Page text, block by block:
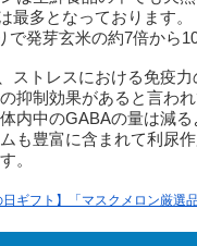
最多となっております。
で発芽玄米の約7倍から
ストレスにおける免疫
抑制効果があると言われ
内中のGABAの量は減る
も豊富に含まれて利尿
。
ギフト】「マスクメロン厳選